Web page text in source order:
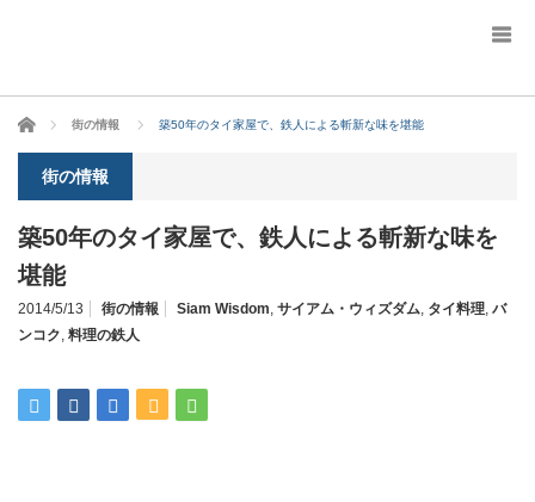
ホーム 街の情報 築50年のタイ家屋で、鉄人による斬新な味を堪能
街の情報
築50年のタイ家屋で、鉄人による斬新な味を
堪能
2014/5/13 街の情報 Siam Wisdom, サイアム・ウィズダム, タイ料理, バ
ンコク, 料理の鉄人